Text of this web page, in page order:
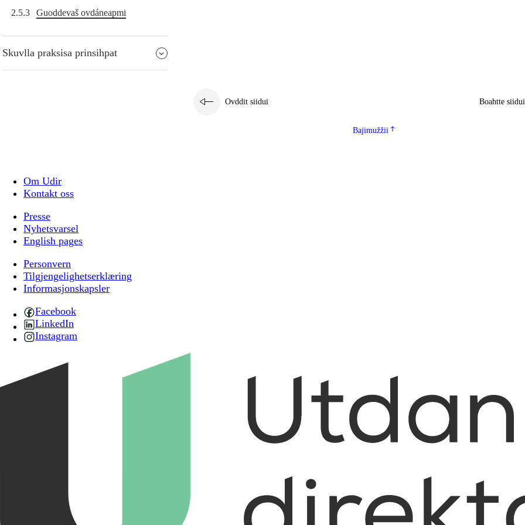
2.5.3 Guoddevaš ovdáneapmi
Skuvlla praksisa prinsihpat
Ovddit siidui Boahtte siidui
Bajimužžii
Om Udir
Kontakt oss
Presse
Nyhetsvarsel
English pages
Personvern
Tilgjengelighetserklæring
Informasjonskapsler
Facebook
LinkedIn
Instagram